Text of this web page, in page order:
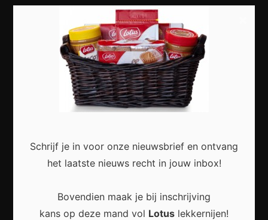
Slimme Digitalisering voor Kleine Bedrijven:
Meer Efficiëntie en Groei met Moderne
Duurzaam wonen zonder grote verbouwing:
Kleine stappen met een groot effect
Schrijf je in voor onze nieuwsbrief en ontvang
het laatste nieuws recht in jouw inbox!
Bovendien maak je bij inschrijving
kans op deze mand vol Lotus lekkernijen!